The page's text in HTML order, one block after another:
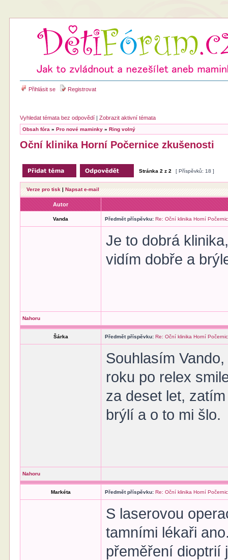
Přihlásit se Registrovat
Vyhledat témata bez odpovědí |Zobrazit aktivní témata
Obsah fóra »Pro nové maminky »Ring volný
Oční klinika Horní Počernice zkušenosti
Stránka2 z2 [ Příspěvků: 18 ]
Verze pro tisk |Napsat e-mail
Autor
Vanda Předmět příspěvku: Re: Oční klinika Horní
Je to dobrá
vidím dobře a
Nahoru
Šárka Předmět příspěvku: Re: Oční klinika Horní
Souhlasím
roku po relex
za deset let,
brýlí a o to mi šlo.
Nahoru
Markéta Předmět příspěvku: Re: Oční klinika Horní
S laserovou
tamními lékaři
přeměření dioptrií